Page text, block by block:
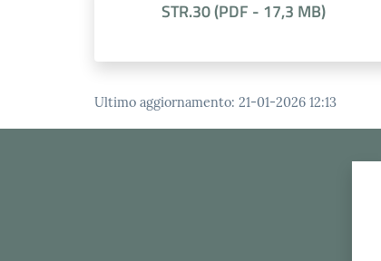
STR.30(PDF - 17,3 MB)
Ultimo aggiornamento: 21-01-2026 12:13